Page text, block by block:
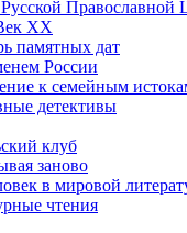
Православной
ХХ
памятных дат
России
к семейным
детективы
клуб
заново
в мировой
чтения